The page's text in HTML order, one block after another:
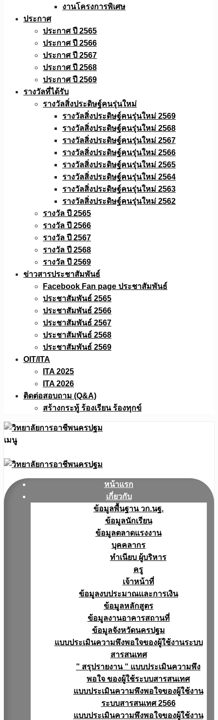
งานโครงการพิเศษ
ประกาศ
ประกาศ ปี 2565
ประกาศ ปี 2566
ประกาศ ปี 2567
ประกาศ ปี 2568
ประกาศ ปี 2569
รางวัลที่ได้รับ
รางวัลสิ่งประดิษฐ์คนรุ่นใหม่
รางวัลสิ่งประดิษฐ์คนรุ่นใหม่ 2569
รางวัลสิ่งประดิษฐ์คนรุ่นใหม่ 2568
รางวัลสิ่งประดิษฐ์คนรุ่นใหม่ 2567
รางวัลสิ่งประดิษฐ์คนรุ่นใหม่ 2566
รางวัลสิ่งประดิษฐ์คนรุ่นใหม่ 2565
รางวัลสิ่งประดิษฐ์คนรุ่นใหม่ 2564
รางวัลสิ่งประดิษฐ์คนรุ่นใหม่ 2563
รางวัลสิ่งประดิษฐ์คนรุ่นใหม่ 2562
รางวัล ปี 2565
รางวัล ปี 2566
รางวัล ปี 2567
รางวัล ปี 2568
รางวัล ปี 2569
ข่าวสารประชาสัมพันธ์
Facebook Fan page ประชาสัมพันธ์
ประชาสัมพันธ์ 2565
ประชาสัมพันธ์ 2566
ประชาสัมพันธ์ 2567
ประชาสัมพันธ์ 2568
ประชาสัมพันธ์ 2569
OIT/ITA
ITA 2025
ITA 2026
ติดต่อสอบถาม (Q&A)
สร้างกระทู้ ร้องเรียน ร้องทุกข์
เมนู
หน้าแรก
เกี่ยวกับ
ข้อมูลพื้นฐาน วก.นฐ.
ข้อมูลนักเรียน
ข้อมูลตลาดแรงงาน
บุคคลากร
ทำเนียบ ผู้บริหาร
ครู
เจ้าหน้าที่
ข้อมูลงบประมาณเเละการเงิน
ข้อมูลหลักสูตร
ข้อมูลงานอาคารสถานที่
ข้อมูลจังหวัดนครปฐม
แบบประเมินความพึงพอใจของผู้ใช้งานระบบ
สารสนเทศ
” สรุปรายงาน ” แบบประเมินความพึง
พอใจ ของผู้ใช้ระบบสารสนเทศ
แบบประเมินความพึงพอใจของผู้ใช้งาน
ระบบสารสนเทศ 2566
แบบประเมินความพึงพอใจของผู้ใช้งาน